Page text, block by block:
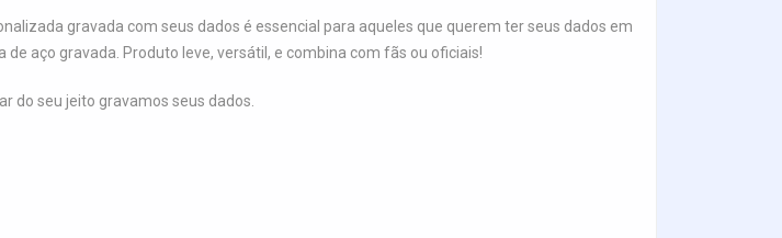
gravada com seus dados é essencial para aqueles que querem ter seus dados em
de aço gravada. Produto leve, versátil, e combina com fãs ou oficiais!
do seu jeito gravamos seus dados.